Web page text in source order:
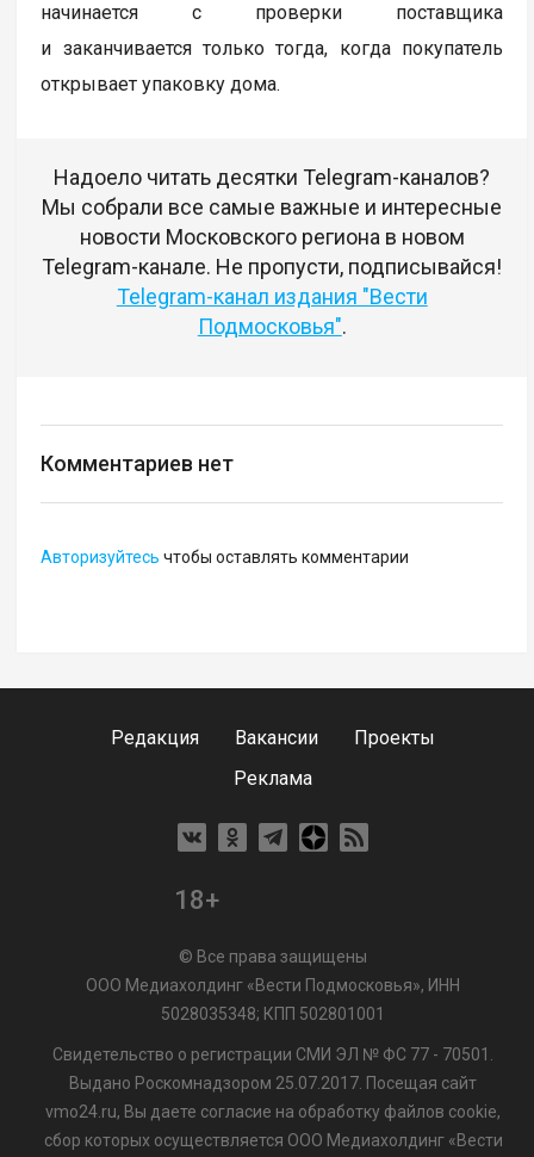
начинается с проверки поставщика
и заканчивается только тогда, когда покупатель
открывает упаковку дома.
Надоело читать десятки Telegram-каналов?
Мы собрали все самые важные и интересные
новости Московского региона в новом
Telegram-канале. Не пропусти, подписывайся!
Telegram-канал издания "Вести
Подмосковья".
Комментариев нет
Авторизуйтесь чтобы оставлять комментарии
Редакция Вакансии
Проекты
Реклама
18+
© Все права защищены
ООО Медиахолдинг «Вести Подмосковья», ИНН
5028035348; КПП 502801001
Свидетельство о регистрации СМИ ЭЛ № ФС 77 - 70501.
Выдано Роскомнадзором 25.07.2017. Посещая сайт
vmo24.ru, Вы даете согласие на обработку файлов cookie,
сбор которых осуществляется ООО Медиахолдинг «Вести